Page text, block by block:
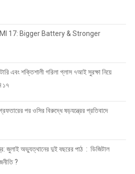
17: Bigger Battery & Stronger
এবং শক্তিশালী গরিলা গ্লাস ৭আই সুরক্ষা নিয়ে
১৭
পর ওসির বিরুদ্ধে ষড়যন্ত্রের প্রতিবাদে
জুলাই অভ্যুত্থানের দুই বছরের পাঠ : ডিজিটাল
?